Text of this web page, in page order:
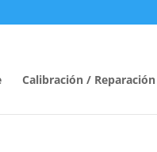
Calibración / Reparación